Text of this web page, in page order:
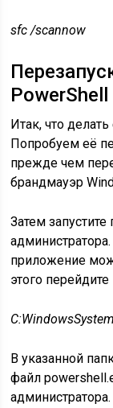
sfc /scannow
PowerShell
Итак, что
Попробуем её
прежде чем
брандмауэр
Затем
приложение
этого
В указанной
файл
администратора.